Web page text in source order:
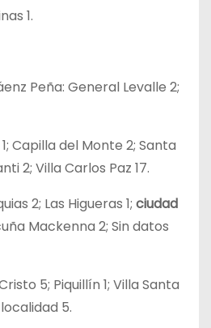
1.
Peña: General Levalle 2;
Capilla del Monte 2; Santa
2; Villa Carlos Paz 17.
2; Las Higueras 1; ciudad
Mackenna 2; Sin datos
5; Piquillín 1; Villa Santa
5.